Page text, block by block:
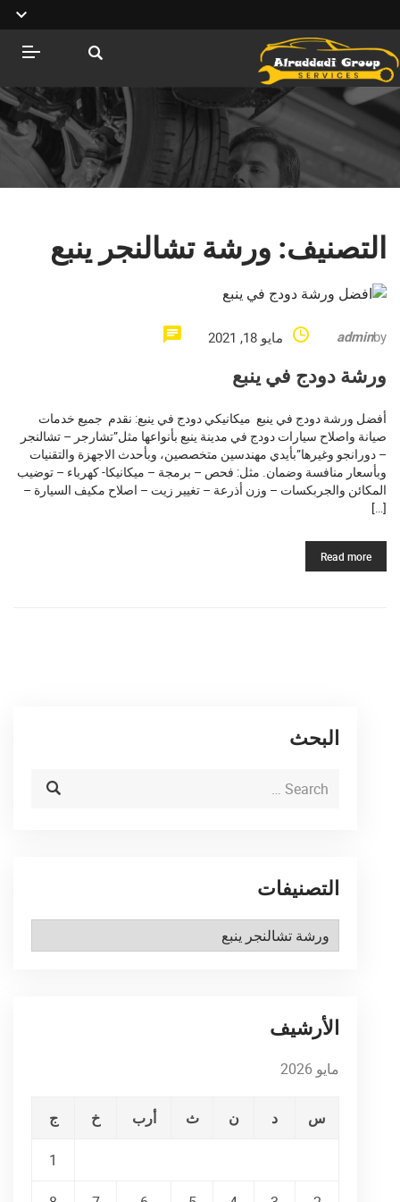
التصنيف: ورشة تشالنجر ينبع
by
admin مايو 18, 2021
ورشة دودج في ينبع
أفضل ورشة دودج في ينبع ميكانيكي دودج في ينبع: نقدم جميع خدمات
صيانة واصلاح سيارات دودج في مدينة ينبع بأنواعها مثل”تشارجر – تشالنجر
– دورانجو وغيرها”بأيدي مهندسين متخصصين، وبأحدث الاجهزة والتقنيات
وبأسعار منافسة وضمان. مثل: فحص – برمجة – ميكانيكا- كهرباء – توضيب
المكائن والجربكسات – وزن أذرعة – تغيير زيت – اصلاح مكيف السيارة –
[…]
Read more
البحث
التصنيفات
التصنيفات
الأرشيف
مايو 2026
س د ن ث أرب خ ج
1